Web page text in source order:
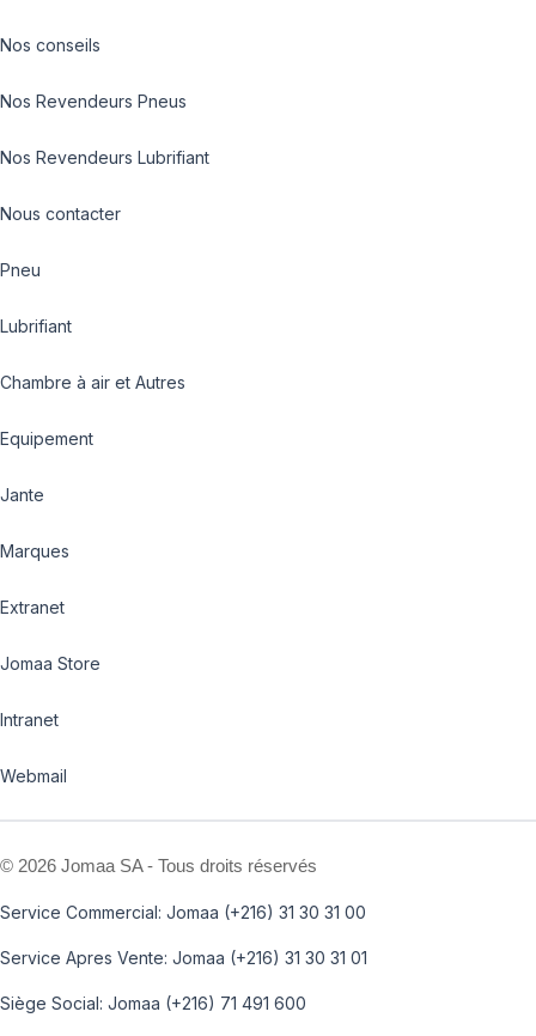
Nos conseils
Nos Revendeurs Pneus
Nos Revendeurs Lubrifiant
Nous contacter
Pneu
Lubrifiant
Chambre à air et Autres
Equipement
Jante
Marques
Extranet
Jomaa Store
Intranet
Webmail
© 2026 Jomaa SA - Tous droits réservés
Service Commercial: Jomaa (+216) 31 30 31 00
Service Apres Vente: Jomaa (+216) 31 30 31 01
Siège Social: Jomaa (+216) 71 491 600